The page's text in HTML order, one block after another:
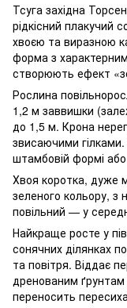
Тсуга західна
рідкісний плакучий
хвоєю та виразною
форма з
створюють ефект
Рослина
1,2 м заввишки
до 1,5 м. Крона
звисаючими
штамбовій формі або
Хвоя коротка, дуже
зеленого кольору, з
повільний — у
Найкраще росте у
сонячних ділянках
та повітря. Віддає
дренованим ґрунтам
переносить